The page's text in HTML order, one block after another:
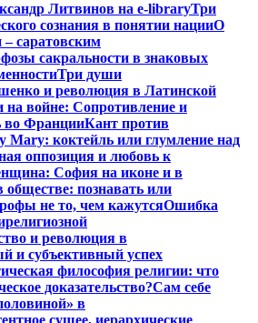
Литвинов на e-libraryТри
сознания в понятии нацииО
– саратовским
сакральности в знаковых
Три души
и революция в Латинской
на войне: Сопротивление и
во ФранцииКант против
Mary: коктейль или глумление над
оппозиция и любовь к
София на иконе и в
обществе: познавать или
не то, чем кажутсяОшибка
и революция в
и субъективный успех
философия религии: что
доказательство?Сам себе
в